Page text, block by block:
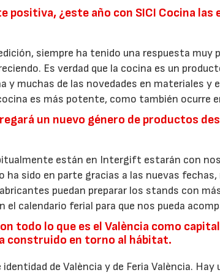
positiva, ¿este año con SICI Cocina
siempre ha tenido una respuesta muy
Es verdad que la cocina es un
y muchas de las novedades en materiales y
es más potente, como también ocurre
un nuevo género de productos
están en Intergift estarán con
sido en parte gracias a las nuevas
puedan preparar los stands con
el calendario ferial para que nos pueda
todo lo que es el València como
construido en torno al hábitat.
de València y de Feria València.